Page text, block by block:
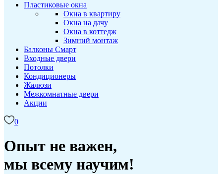
Пластиковые окна
Окна в квартиру
Окна на дачу
Окна в коттедж
Зимний монтаж
Балконы Смарт
Входные двери
Потолки
Кондиционеры
Жалюзи
Межкомнатные двери
Акции
0
Опыт не важен,
мы всему научим!